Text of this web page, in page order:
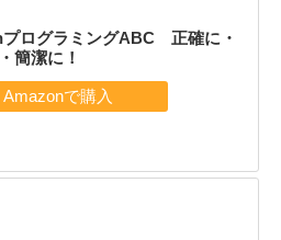
ログラミングABC 正確に・
簡潔に！